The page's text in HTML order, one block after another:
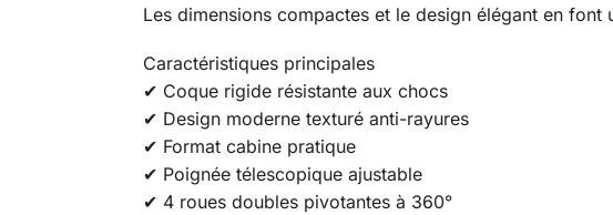
Les dimensions compactes et le design élégant en
Caractéristiques principales
✔ Coque rigide résistante aux chocs
✔ Design moderne texturé anti-rayures
✔ Format cabine pratique
✔ Poignée télescopique ajustable
✔ 4 roues doubles pivotantes à 360°